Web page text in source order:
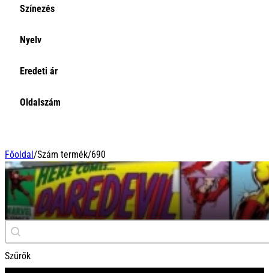
Színezés
Nyelv
Eredeti ár
Oldalszám
Főoldal /Szám termék/690
690
Keresés
Search content
Szűrők